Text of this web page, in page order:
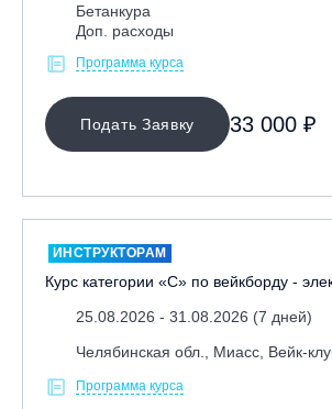
Бетанкура
Доп. расходы
Программа курса
Подать Заявку 33 000 ₽
ИНСТРУКТОРАМ
Курс категории «С» по вейкборду -
25.08.2026 - 31.08.2026 (7 дней)
Челябинская обл., Миасс, Вейк-
Программа курса